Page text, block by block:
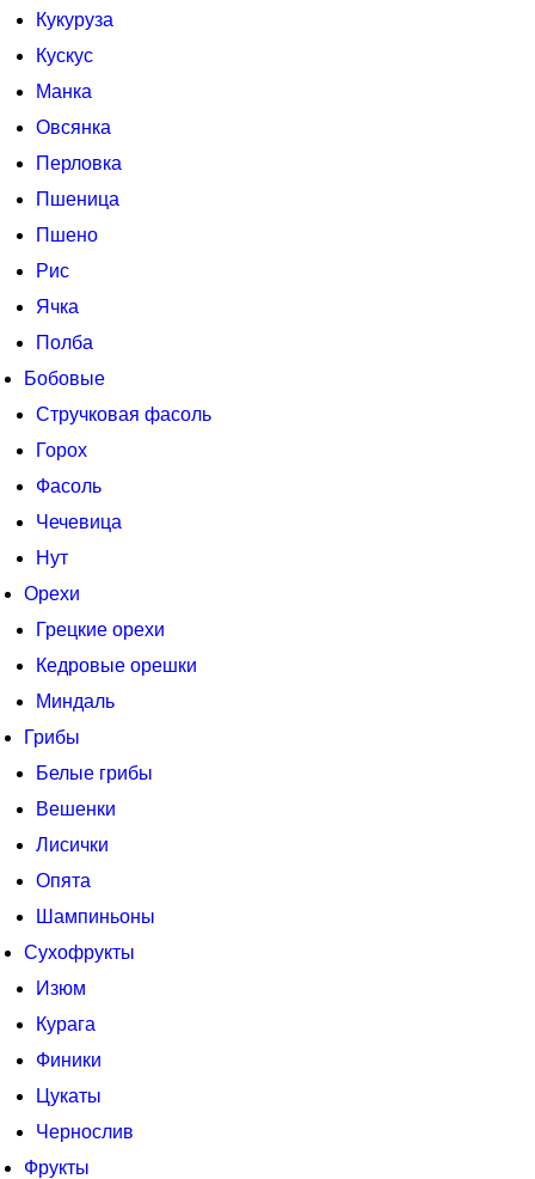
Кукуруза
Кускус
Манка
Овсянка
Перловка
Пшеница
Пшено
Рис
Ячка
Полба
Бобовые
Стручковая фасоль
Горох
Фасоль
Чечевица
Нут
Орехи
Грецкие орехи
Кедровые орешки
Миндаль
Грибы
Белые грибы
Вешенки
Лисички
Опята
Шампиньоны
Сухофрукты
Изюм
Курага
Финики
Цукаты
Чернослив
Фрукты